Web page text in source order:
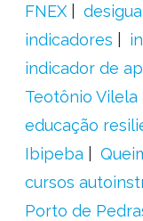
FNEX
indicadores
indicador de
Teotônio Vilela
educação
Ibipeba
cursos
Porto de